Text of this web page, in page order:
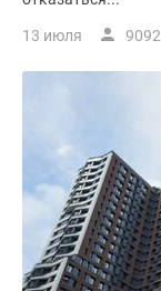
13 июля 9092